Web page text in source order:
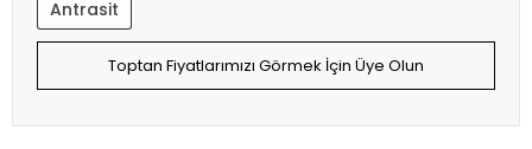
Antrasit
Toptan Fiyatlarımızı Görmek İçin Üye Olun